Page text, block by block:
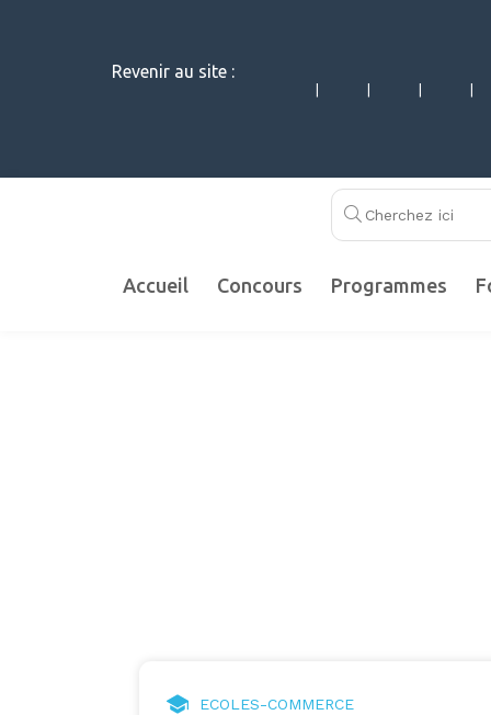
Revenir au site :
| | | |
Accueil Concours Programmes
ECOLES-COMMERCE